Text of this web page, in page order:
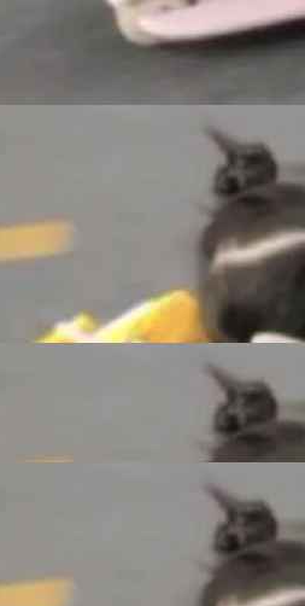
恢复 SQLite 数据
唯一真相...
是vivo X300 E这
Ultra / Z Fold8 /
22日发布，且全
，它们本该
阶段。 De
page 最显
between com
间写出来的。git
一次编辑：Delt
操作，...
亿美元
博客（VC 分
业绩报告，Spac
亚马逊、Alpha
巨头相比，Spa
瞩目。然而，支
截然不同的面
要依托充沛的经
；Muse Spark
。一句话概括：
install.
里自动规划、写
。 据介绍，Muse
agent。这些后
识图谱校
有全局视野。整个
建图 → 控制难度
TENT。
接入Mooncake T
向企业研发场景的